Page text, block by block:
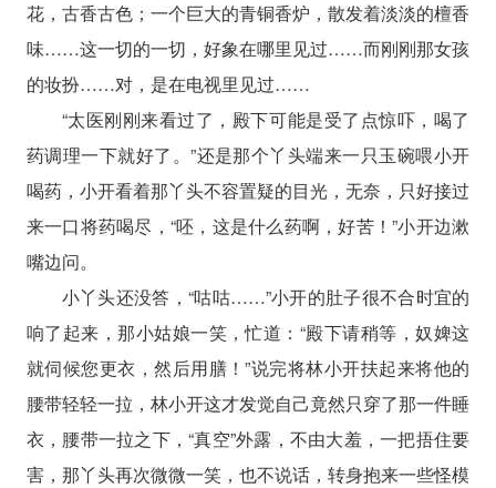
花，古香古色；一个巨大的青铜香炉，散发着淡淡的檀香
味……这一切的一切，好象在哪里见过……而刚刚那女孩
的妆扮……对，是在电视里见过……
“太医刚刚来看过了，殿下可能是受了点惊吓，喝了
药调理一下就好了。”还是那个丫头端来一只玉碗喂小开
喝药，小开看着那丫头不容置疑的目光，无奈，只好接过
来一口将药喝尽，“呸，这是什么药啊，好苦！”小开边漱
嘴边问。
小丫头还没答，“咕咕……”小开的肚子很不合时宜的
响了起来，那小姑娘一笑，忙道：“殿下请稍等，奴婢这
就伺候您更衣，然后用膳！”说完将林小开扶起来将他的
腰带轻轻一拉，林小开这才发觉自己竟然只穿了那一件睡
衣，腰带一拉之下，“真空”外露，不由大羞，一把捂住要
害，那丫头再次微微一笑，也不说话，转身抱来一些怪模